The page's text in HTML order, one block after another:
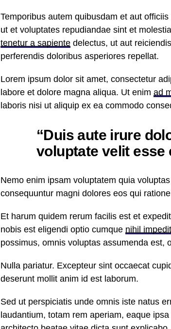
Temporibus autem quibusdam et aut
ut et voluptates repudiandae sint et
tenetur a sapiente delectus, ut aut
perferendis doloribus asperiores repellat.
Lorem ipsum dolor sit amet, consectetur
labore et dolore magna aliqua. Ut enim ad
laboris nisi ut aliquip ex ea commodo
“Duis aute irure
voluptate velit esse
Nemo enim ipsam voluptatem quia
consequuntur magni dolores eos qui
Et harum quidem rerum facilis est et
nobis est eligendi optio cumque nihil
possimus, omnis voluptas assumenda est,
Nulla pariatur. Excepteur sint occaecat
deserunt mollit anim id est laborum.
Sed ut perspiciatis unde omnis iste natus
laudantium, totam rem aperiam, eaque